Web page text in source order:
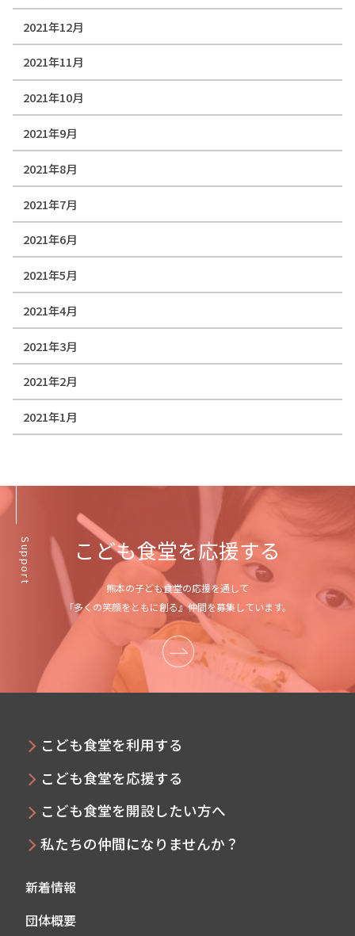
2021年12月
2021年11月
2021年10月
2021年9月
2021年8月
2021年7月
2021年6月
2021年5月
2021年4月
2021年3月
2021年2月
2021年1月
Support こども食堂を応援する
熊本の子ども食堂の応援を通して
「多くの笑顔をともに創る』仲間を募集しています。
こども食堂を利用する
こども食堂を応援する
こども食堂を開設したい方へ
私たちの仲間になりませんか？
新着情報
団体概要